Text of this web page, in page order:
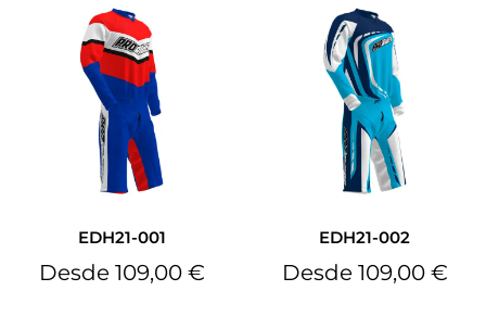
EDH21-001
Desde 109,00 €
EDH21-002
Desde 109,00 €